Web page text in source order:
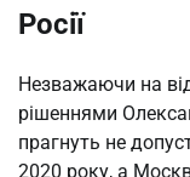
Росії
Незважаючи на
рішеннями
прагнуть не
2020 року, а